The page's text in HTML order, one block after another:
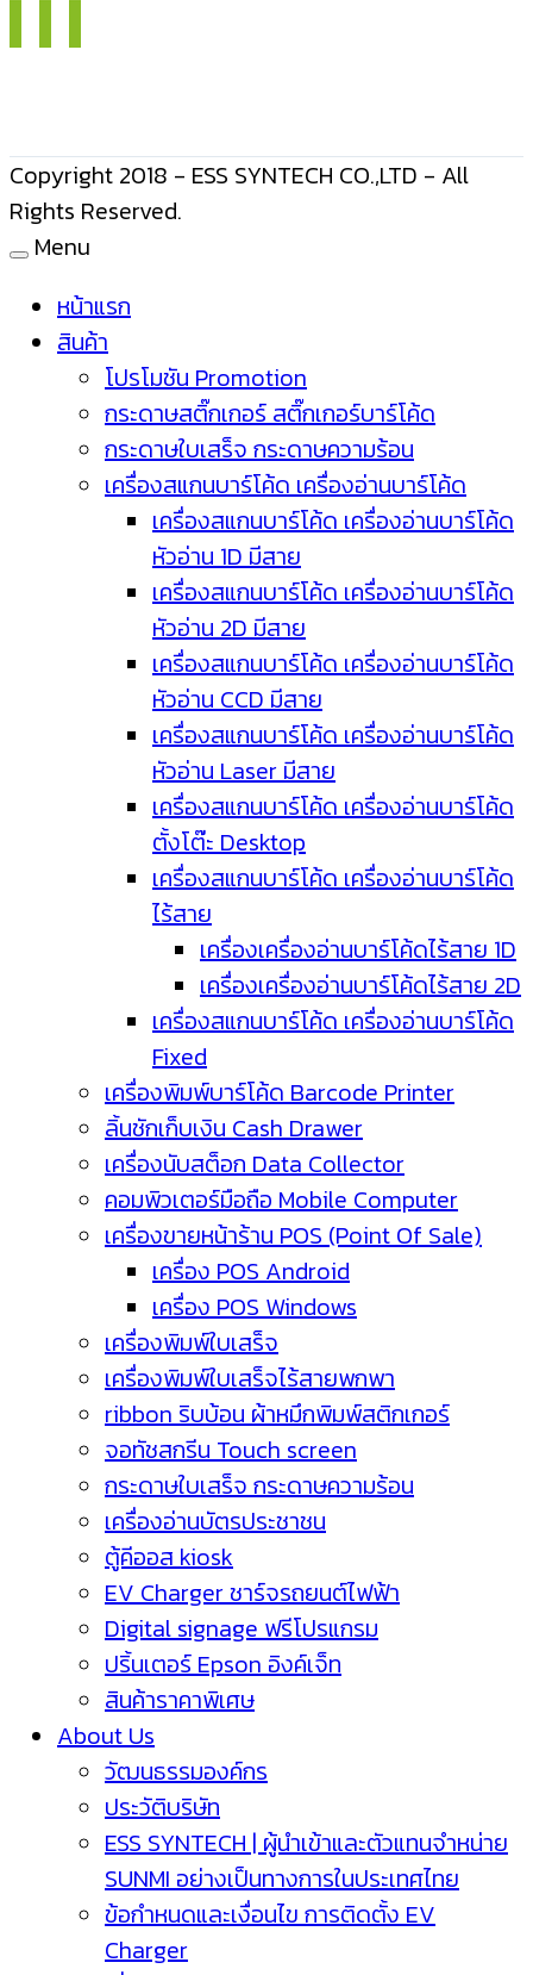
Copyright 2018 - ESS SYNTECH CO.,LTD - All
Rights Reserved.
Menu
หน้าแรก
สินค้า
โปรโมชัน Promotion
กระดาษสติ๊กเกอร์ สติ๊กเกอร์บาร์โค้ด
กระดาษใบเสร็จ กระดาษความร้อน
เครื่องสแกนบาร์โค้ด เครื่องอ่านบาร์โค้ด
เครื่องสแกนบาร์โค้ด เครื่องอ่านบาร์โค้ด
หัวอ่าน 1D มีสาย
เครื่องสแกนบาร์โค้ด เครื่องอ่านบาร์โค้ด
หัวอ่าน 2D มีสาย
เครื่องสแกนบาร์โค้ด เครื่องอ่านบาร์โค้ด
หัวอ่าน CCD มีสาย
เครื่องสแกนบาร์โค้ด เครื่องอ่านบาร์โค้ด
หัวอ่าน Laser มีสาย
เครื่องสแกนบาร์โค้ด เครื่องอ่านบาร์โค้ด
ตั้งโต๊ะ Desktop
เครื่องสแกนบาร์โค้ด เครื่องอ่านบาร์โค้ด
ไร้สาย
เครื่องเครื่องอ่านบาร์โค้ดไร้สาย 1D
เครื่องเครื่องอ่านบาร์โค้ดไร้สาย 2D
เครื่องสแกนบาร์โค้ด เครื่องอ่านบาร์โค้ด
Fixed
เครื่องพิมพ์บาร์โค้ด Barcode Printer
ลิ้นชักเก็บเงิน Cash Drawer
เครื่องนับสต็อก Data Collector
คอมพิวเตอร์มือถือ Mobile Computer
เครื่องขายหน้าร้าน POS (Point Of Sale)
เครื่อง POS Android
เครื่อง POS Windows
เครื่องพิมพ์ใบเสร็จ
เครื่องพิมพ์ใบเสร็จไร้สายพกพา
ribbon ริบบ้อน ผ้าหมึกพิมพ์สติกเกอร์
จอทัชสกรีน Touch screen
กระดาษใบเสร็จ กระดาษความร้อน
เครื่องอ่านบัตรประชาชน
ตู้คีออส kiosk
EV Charger ชาร์จรถยนต์ไฟฟ้า
Digital signage ฟรีโปรแกรม
ปริ้นเตอร์ Epson อิงค์เจ็ท
สินค้าราคาพิเศษ
About Us
วัฒนธรรมองค์กร
ประวัติบริษัท
ESS SYNTECH | ผู้นำเข้าและตัวแทนจำหน่าย
SUNMI อย่างเป็นทางการในประเทศไทย
ข้อกำหนดและเงื่อนไข การติดตั้ง EV
Charger